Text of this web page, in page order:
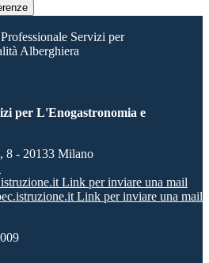
Servizi per
Alberghiera
per L'Enogastronomia e
8 - 20133 Milano
Link per inviare una mail
Link per inviare una mail